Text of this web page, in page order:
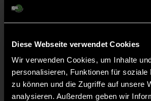
Diese Webseite verwendet Cookies
Wir verwenden Cookies, um Inhalte
personalisieren, Funktionen für soziale
zu können und die Zugriffe auf unsere
analysieren. Außerdem geben wir
EmmaP.
17' TOR 4:0, FELDTOR